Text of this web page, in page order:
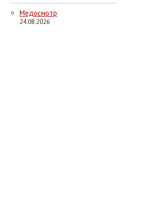
Медосмотр
24.08.2026